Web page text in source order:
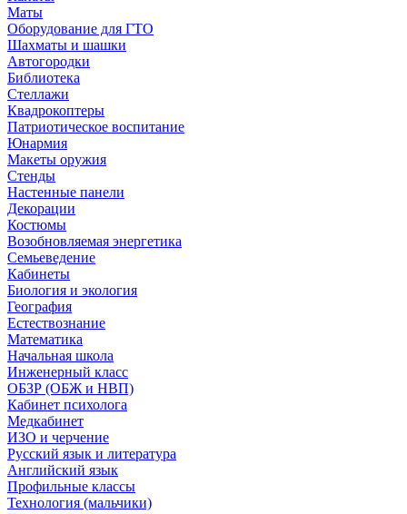
Маты
Оборудование для ГТО
Шахматы и шашки
Автогородки
Библиотека
Стеллажи
Квадрокоптеры
Патриотическое воспитание
Юнармия
Макеты оружия
Стенды
Настенные панели
Декорации
Костюмы
Возобновляемая энергетика
Семьеведение
Кабинеты
Биология и экология
География
Естествознание
Математика
Начальная школа
Инженерный класс
ОБЗР (ОБЖ и НВП)
Кабинет психолога
Медкабинет
ИЗО и черчение
Русский язык и литература
Английский язык
Профильные классы
Технология (мальчики)